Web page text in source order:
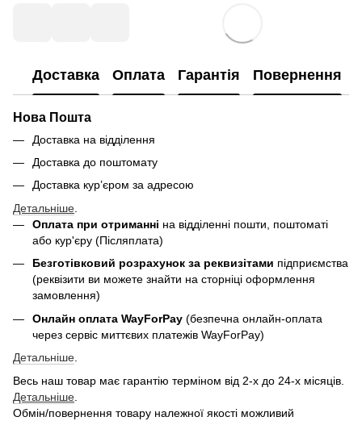
Доставка Оплата Гарантія Повернення
Нова Пошта
Доставка на відділення
Доставка до поштомату
Доставка кур’єром за адресою
Детальніше
Оплата при отриманні на відділенні пошти, поштоматі
або кур'єру (Післяплата)
Безготівковий розрахунок за реквизітами підприємства
(реквізити ви можете знайти на сторніці оформлення
замовлення)
Онлайн оплата WayForPay (безпечна онлайн-оплата
через сервіс миттєвих платежів WayForPay)
Детальніше
Весь наш товар має гарантію терміном від 2-х до 24-х місяців.
Детальніше
Обмін/повернення товару належної якості можливий